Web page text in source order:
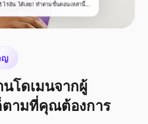
ไรอัน ได้เลย! ทำตามขั้นตอนเหล่านี้...
ญ
โดเมนจากผู้
ตามที่คุณต้องการ